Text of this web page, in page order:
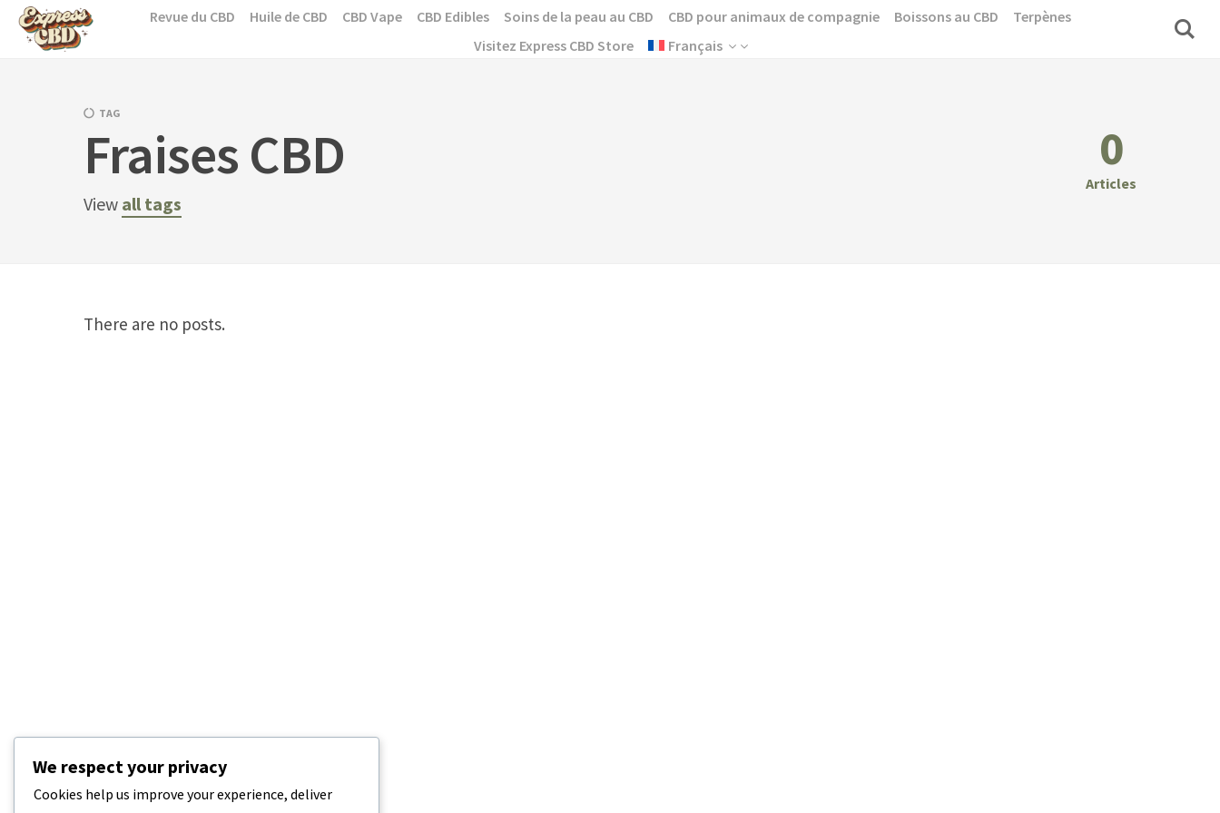
Skip
Revue du CBD Huile de CBD CBD Vape CBD Edibles Soins de la peau au CBD CBD pour animaux de compagnie Boissons au CBD
Terpènes
Visitez Express CBD Store
Français
TAG
Fraises CBD
View all tags
0
Articles
There are no posts.
We respect your privacy
Cookies help us improve your experience, deliver